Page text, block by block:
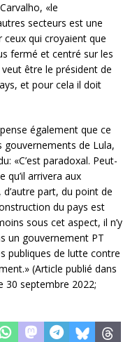
«le
secteurs est une
qui croyaient que
fermé et centré sur les
veut être le président de
et pour cela il doit
également que ce
gouvernements de Lula,
«C’est paradoxal. Peut-
qu’il arrivera aux
part, du point de
du pays est
sous cet aspect, il n’y
un gouvernement PT
publiques de lutte contre
(Article publié dans
30 septembre 2022;